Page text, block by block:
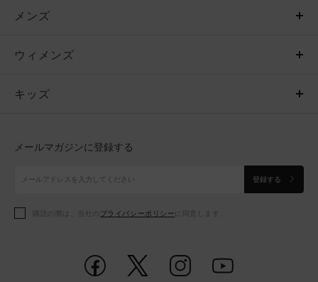
メンズ
ウィメンズ
キッズ
アクセサリー
メンズ
トップス
ボトムス
アクセサリー
ウィメンズ
トップス
シューズ
アクセサリー
キッズ
シューズ
メールマガジンに登録する
登録する
購読の際は、当社の プライバシーポリシー に同意します。